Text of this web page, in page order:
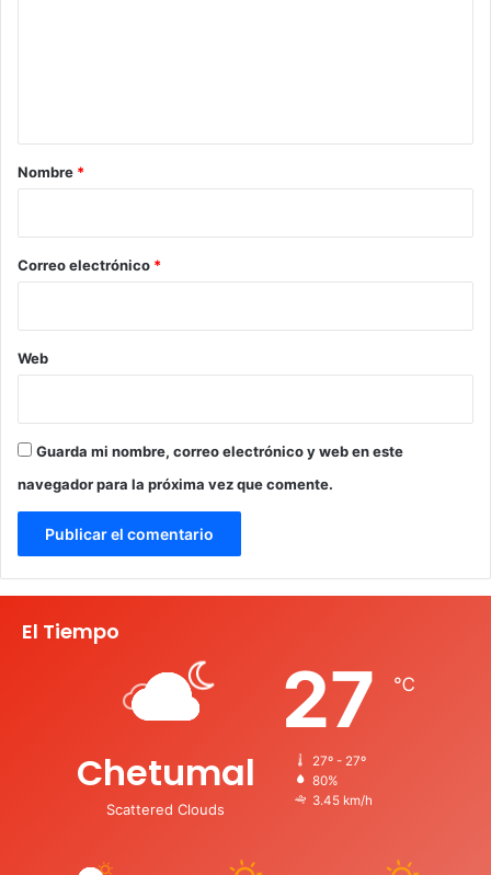
r
*
Nombre *
Correo electrónico *
Web
Guarda mi nombre, correo electrónico y web en este
navegador para la próxima vez que comente.
El Tiempo
Chetumal
Scattered Clouds
27 ℃
27º - 27º
80%
3.45 km/h